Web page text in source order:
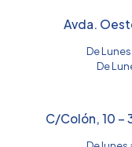
Avda.
De
De
C/Colón, 10 –